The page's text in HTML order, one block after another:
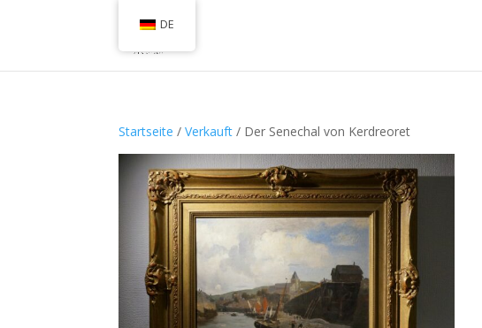
Startseite /Verkauft / Der Senechal von Kerdreoret
DE